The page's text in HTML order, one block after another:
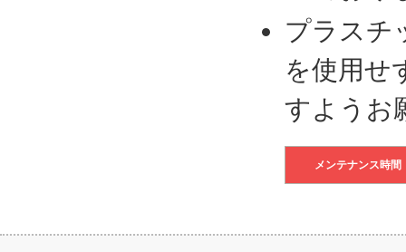
プラスチ
を使用せ
すようお
メンテナンス時間